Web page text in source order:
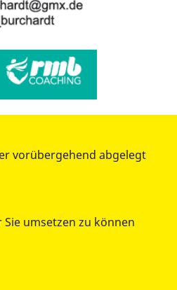
vorübergehend abgelegt
umsetzen zu können